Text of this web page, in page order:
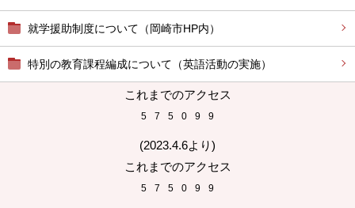
就学援助制度について（岡崎市HP内）
特別の教育課程編成について（英語活動の実施）
これまでのアクセス
5 7 5 0 9 9
(2023.4.6より)
これまでのアクセス
5 7 5 0 9 9